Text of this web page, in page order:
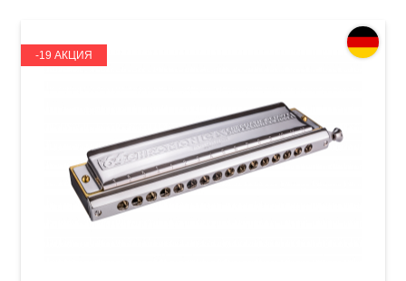
-19 АКЦИЯ